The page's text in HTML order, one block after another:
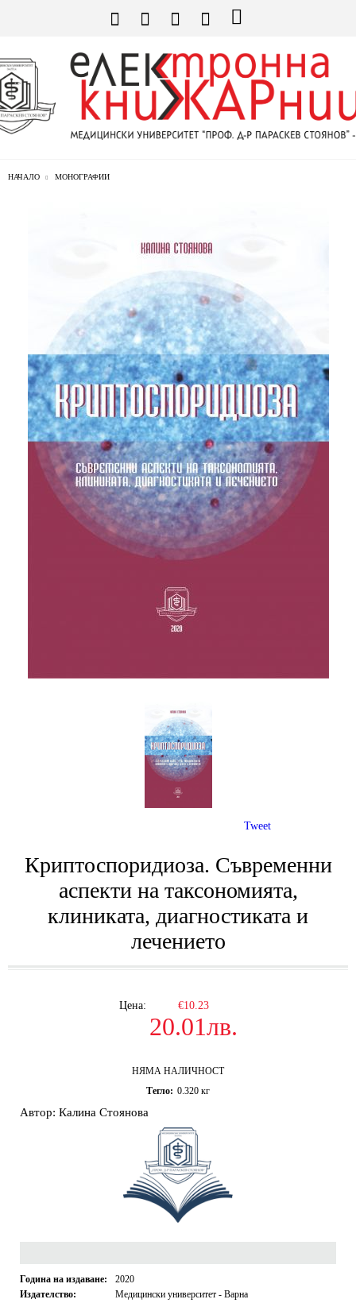
НАЧАЛО МОНОГРАФИИ
Криптоспоридиоза. Съвременни
аспекти на таксономията,
клиниката, диагностиката и
лечението
Цена: €10.23
20.01лв.
НЯМА НАЛИЧНОСТ
Тегло: 0.320 кг
Автор: Калина Стоянова
Година на издаване:
2020
Издателство:
Медицински университет - Варна
Tweet